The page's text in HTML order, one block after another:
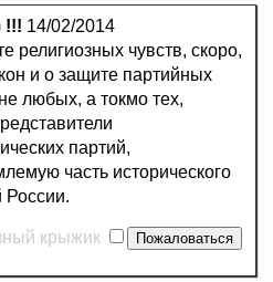
!!! 14/02/2014
религиозных чувств, скоро,
и о защите партийных
любых, а токмо тех,
партий,
часть исторического
России.
крыжик